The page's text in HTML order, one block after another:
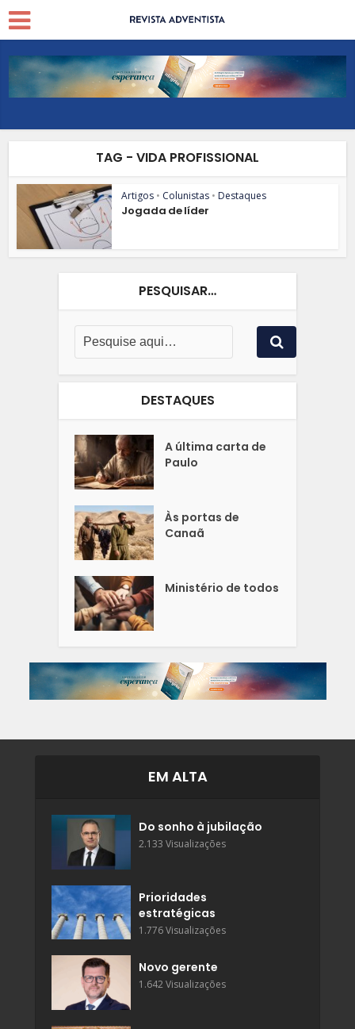
TAG - VIDA PROFISSIONAL
Artigos • Colunistas • Destaques
Jogada de líder
PESQUISAR…
DESTAQUES
A última carta de
Paulo
Às portas de
Canaã
Ministério de todos
EM ALTA
Do sonho à jubilação
2.133 Visualizações
Prioridades
estratégicas
1.776 Visualizações
Novo gerente
1.642 Visualizações